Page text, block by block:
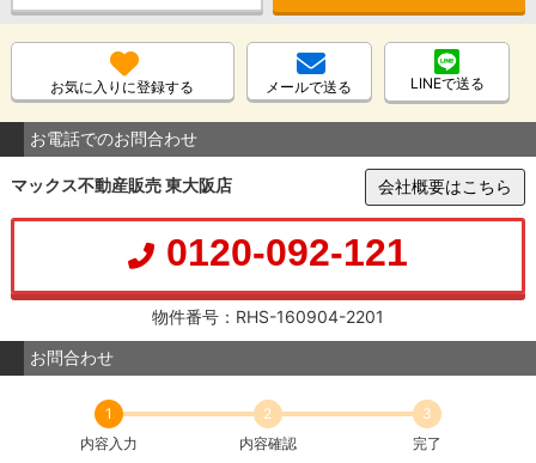
お気に入りに登録する メールで送る LINEで送る
お電話でのお問合わせ
マックス不動産販売 東大阪店 会社概要はこちら
0120-092-121
物件番号：RHS-160904-2201
お問合わせ
1
内容入力
2
内容確認
3
完了